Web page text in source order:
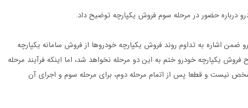
درباره حضور در مرحله سوم فروش یکپارچه توضیح داد.
اشاره به تداوم روند فروش یکپارچه خودروها از فروش سامانه یکپارچه
یکپارچه خودرو ختم به این دو مرحله نخواهد شد، اما اینکه فرآیند مرحله
نیست و قطعا پس از اتمام مرحله دوم، برای مرحله سوم و اجرای آن